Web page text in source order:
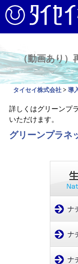
（動画あり
タイセイ株式会社 > 導
詳しくはグリーンプ
いただけます。
グリーンプラ
ナ
ナ
ナ